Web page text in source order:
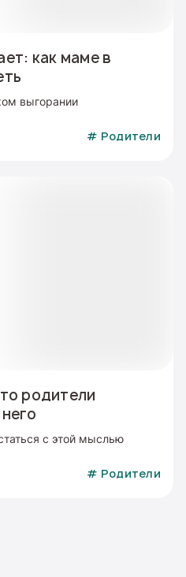
как маме в
выгорании
# Родители
родители
с этой мыслью
# Родители